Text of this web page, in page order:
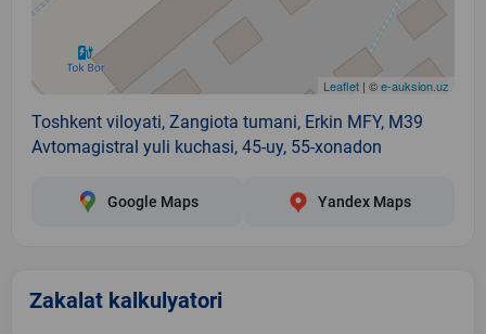
Leaflet | ©e-auksion.uz
Toshkent viloyati, Zangiota tumani, Erkin MFY, M39
Avtomagistral yuli kuchasi, 45-uy, 55-xonadon
Google Maps Yandex Maps
Zakalat kalkulyatori